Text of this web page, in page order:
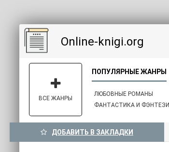
Online-knigi.org
ЛЮБОВНЫЕ РОМАНЫ
ФАНТАСТИКА И ФЭНТЕЗИ
ВСЕ ЖАНРЫ
ДОБАВИТЬ В ЗАКЛАДКИ